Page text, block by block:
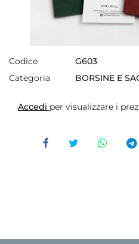
Codice
G603
Categoria
BORSINE E
Accedi per visualizzare i